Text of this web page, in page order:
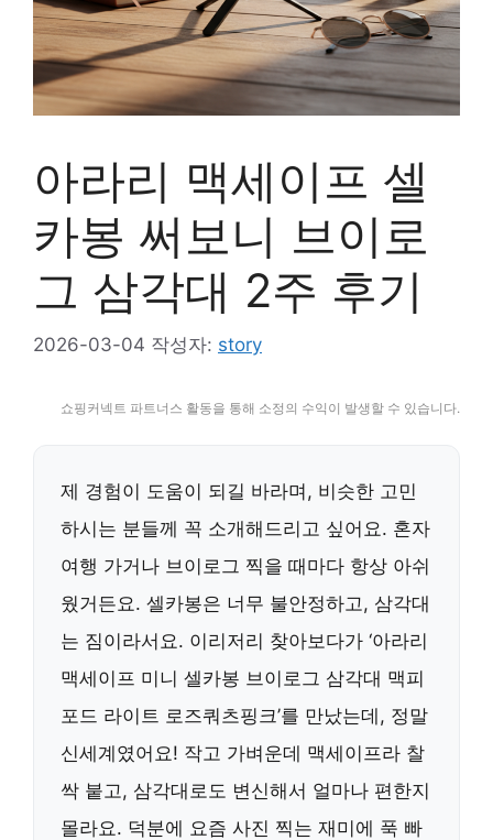
아라리 맥세이프 셀
카봉 써보니 브이로
그 삼각대 2주 후기
2026-03-04 작성자: story
쇼핑커넥트 파트너스 활동을 통해 소정의 수익이 발생할 수 있습니다.
제 경험이 도움이 되길 바라며, 비슷한 고민
하시는 분들께 꼭 소개해드리고 싶어요. 혼자
여행 가거나 브이로그 찍을 때마다 항상 아쉬
웠거든요. 셀카봉은 너무 불안정하고, 삼각대
는 짐이라서요. 이리저리 찾아보다가 ‘아라리
맥세이프 미니 셀카봉 브이로그 삼각대 맥피
포드 라이트 로즈쿼츠핑크’를 만났는데, 정말
신세계였어요! 작고 가벼운데 맥세이프라 찰
싹 붙고, 삼각대로도 변신해서 얼마나 편한지
몰라요. 덕분에 요즘 사진 찍는 재미에 푹 빠